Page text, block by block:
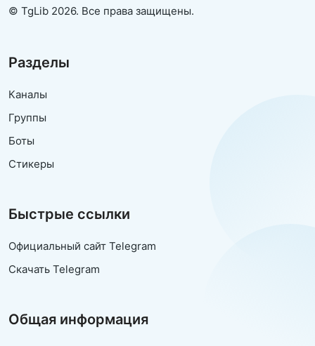
© TgLib 2026. Все права защищены.
Разделы
Каналы
Группы
Боты
Стикеры
Быстрые ссылки
Официальный сайт Telegram
Скачать Telegram
Общая информация